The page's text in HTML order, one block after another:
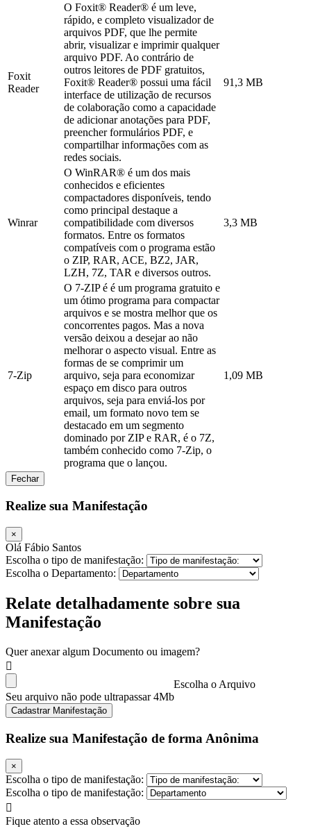
Foxit
Reader
O Foxit® Reader® é um leve,
rápido, e completo visualizador de
arquivos PDF, que lhe permite
abrir, visualizar e imprimir qualquer
arquivo PDF. Ao contrário de
outros leitores de PDF gratuitos,
Foxit® Reader® possui uma fácil
interface de utilização de recursos
de colaboração como a capacidade
de adicionar anotações para PDF,
preencher formulários PDF, e
compartilhar informações com as
redes sociais.
91,3 MB
Winrar
O WinRAR® é um dos mais
conhecidos e eficientes
compactadores disponíveis, tendo
como principal destaque a
compatibilidade com diversos
formatos. Entre os formatos
compatíveis com o programa estão
o ZIP, RAR, ACE, BZ2, JAR,
LZH, 7Z, TAR e diversos outros.
3,3 MB
7-Zip
O 7-ZIP é é um programa gratuito e
um ótimo programa para compactar
arquivos e se mostra melhor que os
concorrentes pagos. Mas a nova
versão deixou a desejar ao não
melhorar o aspecto visual. Entre as
formas de se comprimir um
arquivo, seja para economizar
espaço em disco para outros
arquivos, seja para enviá-los por
email, um formato novo tem se
destacado em um segmento
dominado por ZIP e RAR, é o 7Z,
também conhecido como 7-Zip, o
programa que o lançou.
1,09 MB
Fechar
Realize sua Manifestação
×
Olá Fábio Santos
Escolha o tipo de manifestação:
Escolha o Departamento:
Relate detalhadamente sobre sua
Manifestação
Quer anexar algum Documento ou imagem?
Escolha o Arquivo
Seu arquivo não pode ultrapassar 4Mb
Cadastrar Manifestação
Realize sua Manifestação de forma Anônima
×
Escolha o tipo de manifestação:
Escolha o tipo de manifestação:
Fique atento a essa observação